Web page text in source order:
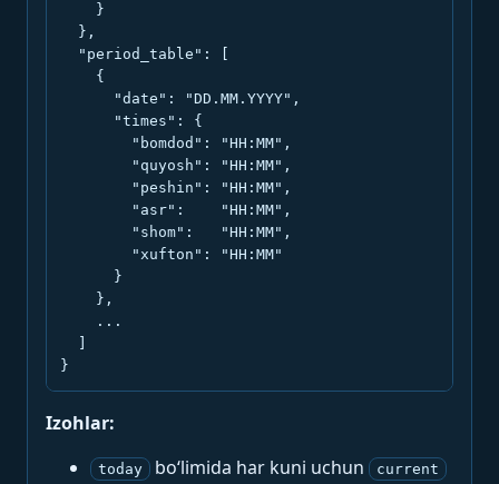
    }
  },
  "period_table": [
    {
      "date": "DD.MM.YYYY",
      "times": {
        "bomdod": "HH:MM",
        "quyosh": "HH:MM",
        "peshin": "HH:MM",
        "asr":    "HH:MM",
        "shom":   "HH:MM",
        "xufton": "HH:MM"
      }
    },
    ...
}
Izohlar:
today bo‘limida har kuni uchun current